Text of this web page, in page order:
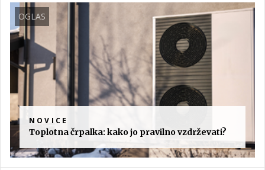
OGLAS
NOVICE
Toplotna črpalka: kako jo pravilno vzdrževati?